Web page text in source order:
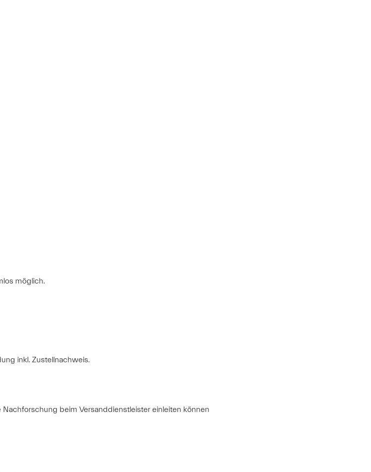
möglich.
inkl. Zustellnachweis.
Nachforschung beim Versanddienstleister einleiten können